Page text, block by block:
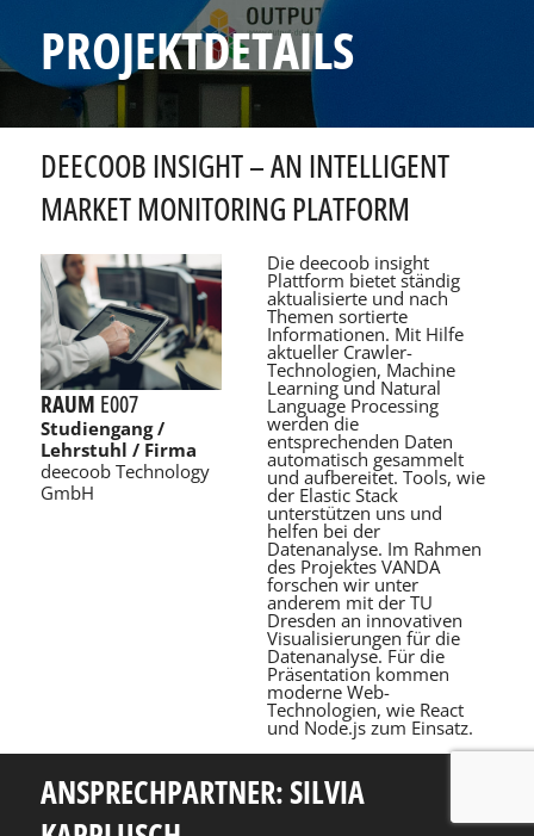
PROJEKTDETAILS
DEECOOB INSIGHT – AN INTELLIGENT
MARKET MONITORING PLATFORM
RAUM E007
Studiengang /
Lehrstuhl / Firma
deecoob Technology
GmbH
Die deecoob insight
Plattform bietet ständig
aktualisierte und nach
Themen sortierte
Informationen. Mit Hilfe
aktueller Crawler-
Technologien, Machine
Learning und Natural
Language Processing
werden die
entsprechenden Daten
automatisch gesammelt
und aufbereitet. Tools, wie
der Elastic Stack
unterstützen uns und
helfen bei der
Datenanalyse. Im Rahmen
des Projektes VANDA
forschen wir unter
anderem mit der TU
Dresden an innovativen
Visualisierungen für die
Datenanalyse. Für die
Präsentation kommen
moderne Web-
Technologien, wie React
und Node.js zum Einsatz.
ANSPRECHPARTNER: SILVIA